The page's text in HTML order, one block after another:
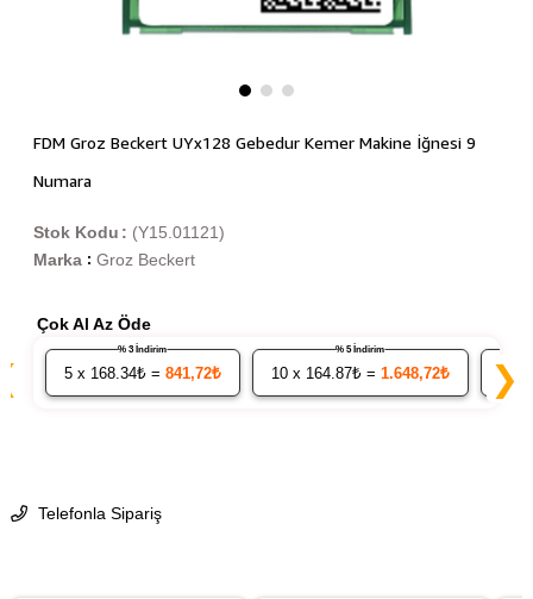
FDM Groz Beckert UYx128 Gebedur Kemer Makine İğnesi 9
Numara
(Y15.01121)
Stok Kodu
Marka : Groz Beckert
Çok Al Az Öde
5x 168.34₺ = 841,72₺
% 3 İndirim
10x 164.87₺ = 1.648,72₺
% 5 İndirim
20
❯
Telefonla Sipariş